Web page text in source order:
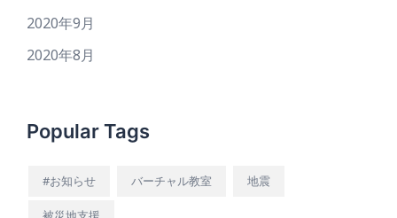
2020年9月
2020年8月
Popular Tags
#お知らせ バーチャル教室 地震